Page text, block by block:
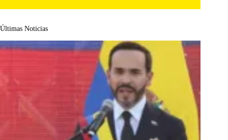
Últimas Noticias